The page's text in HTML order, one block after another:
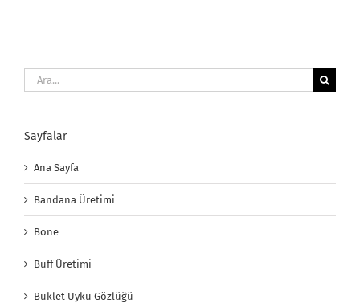
Ara:
Sayfalar
Ana Sayfa
Bandana Üretimi
Bone
Buff Üretimi
Buklet Uyku Gözlüğü